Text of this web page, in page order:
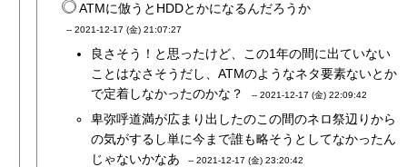
ATMに倣うとHDDとかになるんだろうか
-- 2021-12-17 (金) 21:07:27
良さそう！と思ったけど、この1年の間に出ていない
ことはなさそうだし、ATMのようなネタ要素ないとか
で定着しなかったのかな？
-- 2021-12-17 (金) 22:09:42
卑弥呼道満が広まり出したのこの間のネロ祭辺りから
の気がするし単に今まで誰も略そうとしてなかったん
じゃないかなあ
-- 2021-12-17 (金) 23:20:42